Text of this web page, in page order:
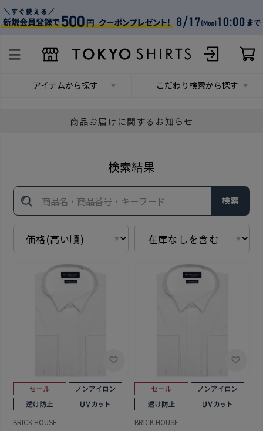
アイテムから探す こだわり検索から探す
商品お届けに関するお知らせ
検索結果
検索
BRICK HOUSE BRICK HOUSE